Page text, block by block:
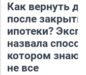
Как вернуть
после
ипотеки?
назвала
котором
не все